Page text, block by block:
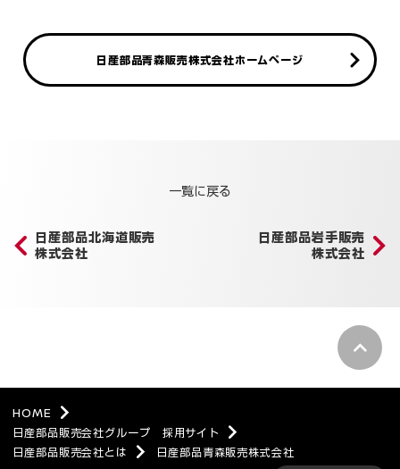
日産部品青森販売株式会社ホームページ
日産部品北海道販売
株式会社
一覧に戻る
日産部品岩手販売
株式会社
pagetop
HOME
日産部品販売会社グループ 採用サイト
日産部品販売会社とは
日産部品青森販売株式会社